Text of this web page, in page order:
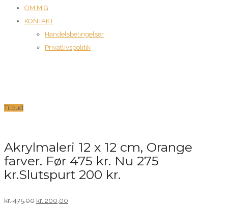
OM MIG
KONTAKT
Handelsbetingelser
Privatlivspolitik
Tilbud
Akrylmaleri 12 x 12 cm, Orange
farver. Før 475 kr. Nu 275
kr.Slutspurt 200 kr.
kr.475,00 Original
kr. 200,00